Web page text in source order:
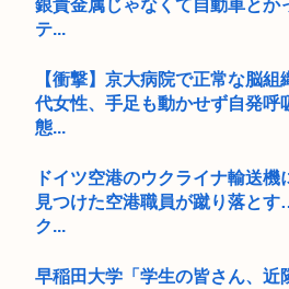
銀貴金属じゃなくて自動車とか
テ...
【衝撃】京大病院で正常な脳
代女性、手足も動かせず自発呼
態...
ドイツ空港のウクライナ輸送機
見つけた空港職員が蹴り落と
ク...
早稲田大学「学生の皆さん、近